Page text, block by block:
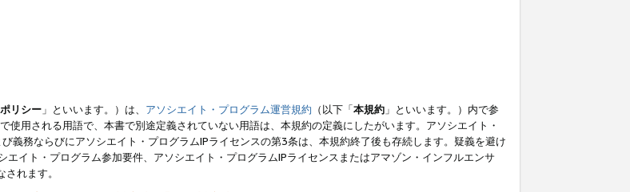
リシー 」といいます。）は、 アソシエイト・プログラム運営規約 （以下「本規約 」といいます。）内で参
用される用語で、本書で別途定義されていない用語は、本規約の定義にしたがいます。アソシエイト・
義務ならびにアソシエイト・プログラムIPライセンスの第3条は、本規約終了後も存続します。疑義を避け
イト・プログラム参加要件、アソシエイト・プログラムIPライセンスまたはアマゾン・インフルエンサ
れます。